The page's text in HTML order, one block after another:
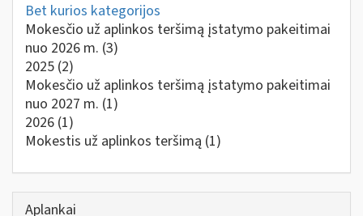
Bet kurios kategorijos
Mokesčio už aplinkos teršimą įstatymo pakeitimai
nuo 2026 m. (3)
2025 (2)
Mokesčio už aplinkos teršimą įstatymo pakeitimai
nuo 2027 m. (1)
2026 (1)
Mokestis už aplinkos teršimą (1)
Aplankai